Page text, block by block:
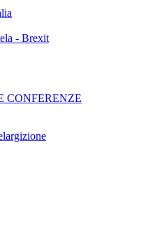
- Brexit
CONFERENZE